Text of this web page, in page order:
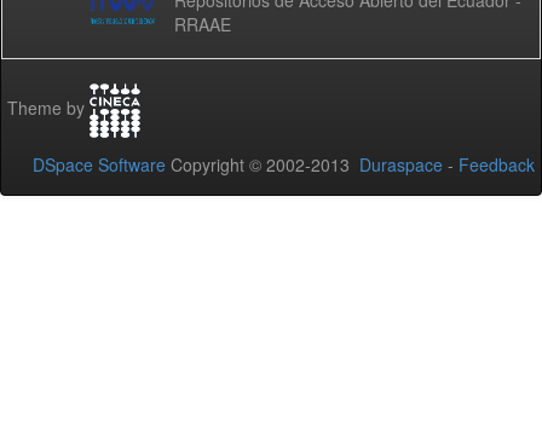
RRAAE
Theme by
DSpace Software Copyright © 2002-2013 Duraspace - Feedback